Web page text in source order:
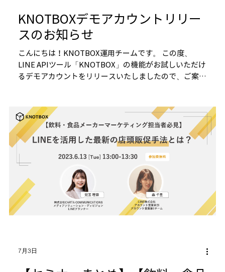
KNOTBOXデモアカウントリリー
スのお知らせ
こんにちは！KNOTBOX運用チームです。 この度、
LINE APIツール「KNOTBOX」の機能がお試しいただけ
るデモアカウントをリリースいたしましたので、ご案内
7月3日